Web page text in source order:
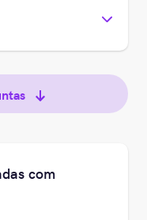
com